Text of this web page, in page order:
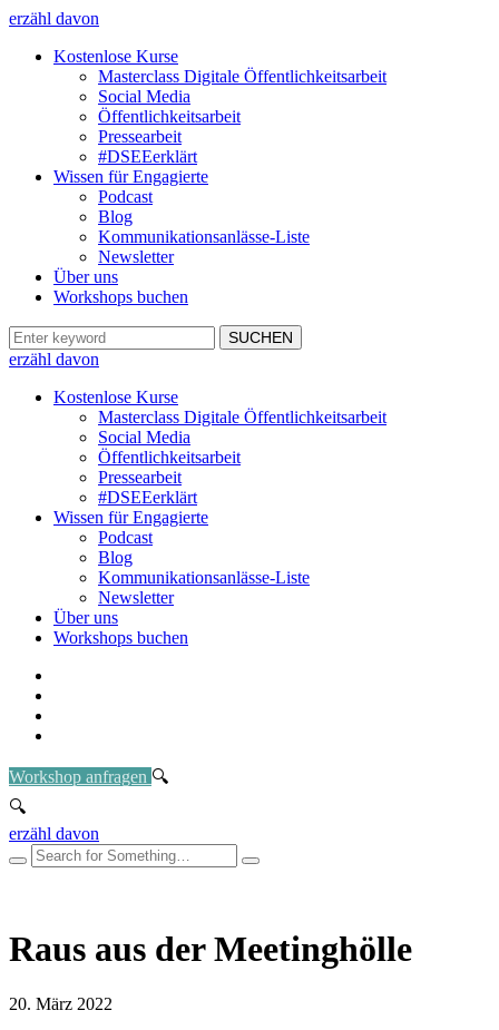
erzähl davon
Kostenlose Kurse
Masterclass Digitale Öffentlichkeitsarbeit
Social Media
Öffentlichkeitsarbeit
Pressearbeit
#DSEEerklärt
Wissen für Engagierte
Podcast
Blog
Kommunikationsanlässe-Liste
Newsletter
Über uns
Workshops buchen
erzähl davon
Kostenlose Kurse
Masterclass Digitale Öffentlichkeitsarbeit
Social Media
Öffentlichkeitsarbeit
Pressearbeit
#DSEEerklärt
Wissen für Engagierte
Podcast
Blog
Kommunikationsanlässe-Liste
Newsletter
Über uns
Workshops buchen
Workshop anfragen
erzähl davon
Raus aus der Meetinghölle
20. März 2022